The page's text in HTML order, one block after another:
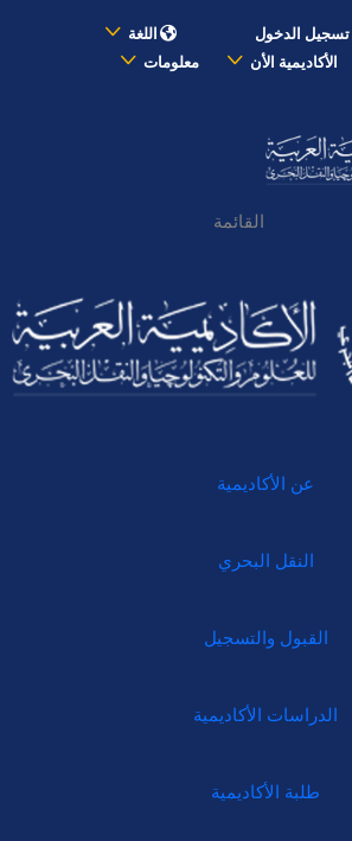
تسجيل الدخول
اللغة
الأكاديمية الأن معلومات
القائمة
عن الأكاديمية
النقل البحري
القبول والتسجيل
الدراسات الأكاديمية
طلبة الأكاديمية